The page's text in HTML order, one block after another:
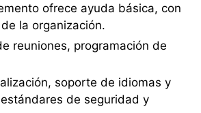
ofrece ayuda básica, con
la organización.
reuniones, programación de
soporte de idiomas y
de seguridad y